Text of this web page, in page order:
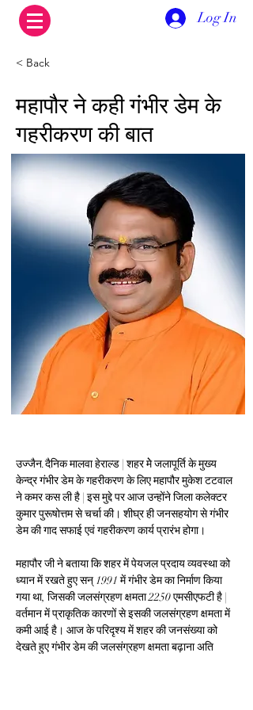
Log In
< Back
महापौर ने कही गंभीर डेम के
गहरीकरण की बात
उज्जैन.दैनिक मालवा हेराल्ड | शहर मेे जलापूर्ति के मुख्य
केन्द्र गंभीर डेम के गहरीकरण के लिए महापौर मुकेश टटवाल
ने कमर कस ली है | इस मुद्दे पर आज उन्होंने जिला कलेक्टर
कुमार पुरूषोत्तम से चर्चा की। शीघ्र ही जनसहयोग से गंभीर
डेम की गाद सफाई एवं गहरीकरण कार्य प्रारंभ होगा।
महापौर जी ने बताया कि शहर में पेयजल प्रदाय व्यवस्था को
ध्यान में रखते हुए सन् 1991 में गंभीर डेम का निर्माण किया
गया था, जिसकी जलसंग्रहण क्षमता 2250 एमसीएफटी है |
वर्तमान में प्राकृतिक कारणों से इसकी जलसंग्रहण क्षमता में
कमी आई है। आज के परिदृश्य में शहर की जनसंख्या को
देखते हुए गंभीर डेम की जलसंग्रहण क्षमता बढ़ाना अति